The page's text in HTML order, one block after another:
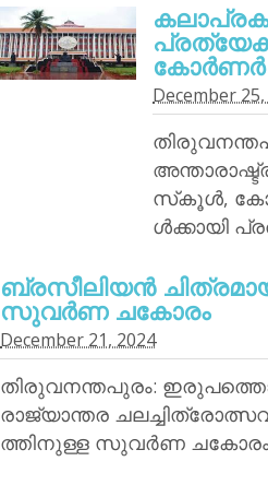
പ്രത്യേക
കോര്‍ണര്‍
December
സ്‌കൂള്‍,
ള്‍ക്കായി
ബ്രസീലിയന്‍ ചിത്രമായ
സുവര്‍ണ ചകോരം
December 21, 2024
തിരുവനന്തപുരം:
രാജ്യാന്തര
ത്തിനുള്ള സുവര്‍ണ